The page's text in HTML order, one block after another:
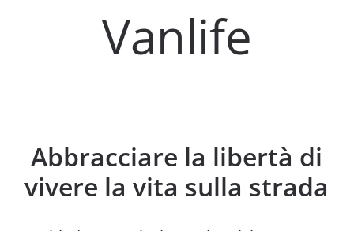
Vanlife
Abbracciare la libertà di
vivere la vita sulla strada